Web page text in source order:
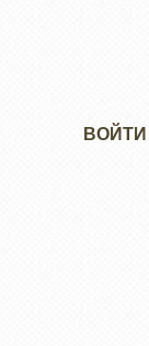
ВОЙТИ